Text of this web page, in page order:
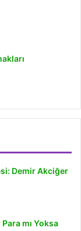
Demir Akciğer
mı Yoksa